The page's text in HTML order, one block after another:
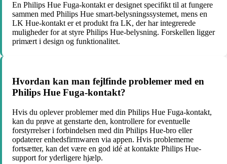
En Philips Hue Fuga-kontakt er designet specifikt til at fungere
sammen med Philips Hue smart-belysningssystemet, mens en
LK Hue-kontakt er et produkt fra LK, der har integrerede
muligheder for at styre Philips Hue-belysning. Forskellen ligger
primært i design og funktionalitet.
Hvordan kan man fejlfinde problemer med en
Philips Hue Fuga-kontakt?
Hvis du oplever problemer med din Philips Hue Fuga-kontakt,
kan du prøve at genstarte den, kontrollere for eventuelle
forstyrrelser i forbindelsen med din Philips Hue-bro eller
opdaterer enhedsfirmwaren via appen. Hvis problemerne
fortsætter, kan det være en god idé at kontakte Philips Hue-
support for yderligere hjælp.